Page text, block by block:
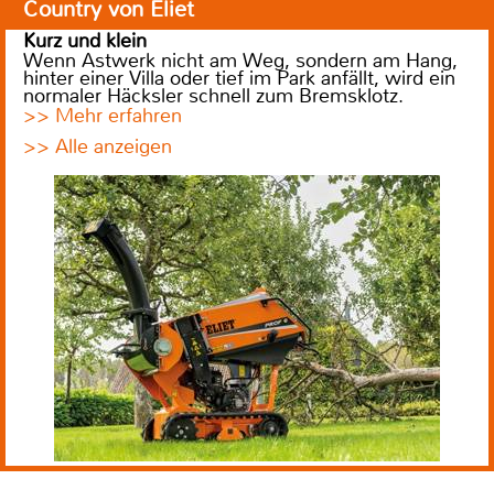
Country von Eliet
Kurz und klein
Wenn Astwerk nicht am Weg, sondern am Hang,
hinter einer Villa oder tief im Park anfällt, wird ein
normaler Häcksler schnell zum Bremsklotz.
>> Mehr erfahren
>> Alle anzeigen